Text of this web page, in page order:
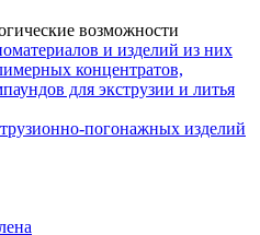
возможности
и изделий из них
концентратов,
для экструзии и литья
погонажных изделий